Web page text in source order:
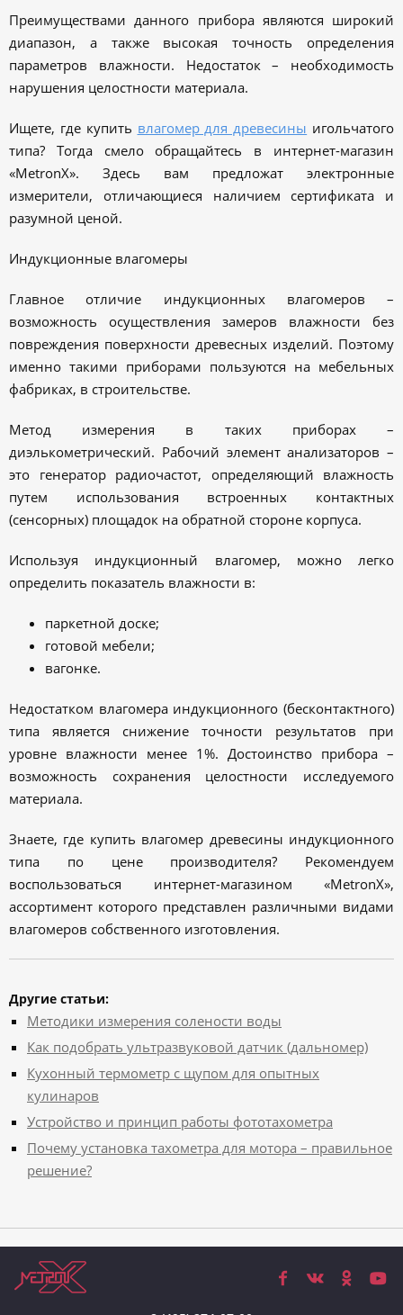
Преимуществами данного прибора являются широкий
диапазон, а также высокая точность определения
параметров влажности. Недостаток – необходимость
нарушения целостности материала.
Ищете, где купить влагомер для древесины игольчатого
типа? Тогда смело обращайтесь в интернет-магазин
«MetronX». Здесь вам предложат электронные
измерители, отличающиеся наличием сертификата и
разумной ценой.
Индукционные влагомеры
Главное отличие индукционных влагомеров –
возможность осуществления замеров влажности без
повреждения поверхности древесных изделий. Поэтому
именно такими приборами пользуются на мебельных
фабриках, в строительстве.
Метод измерения в таких приборах –
диэлькометрический. Рабочий элемент анализаторов –
это генератор радиочастот, определяющий влажность
путем использования встроенных контактных
(сенсорных) площадок на обратной стороне корпуса.
Используя индукционный влагомер, можно легко
определить показатель влажности в:
паркетной доске;
готовой мебели;
вагонке.
Недостатком влагомера индукционного (бесконтактного)
типа является снижение точности результатов при
уровне влажности менее 1%. Достоинство прибора –
возможность сохранения целостности исследуемого
материала.
Знаете, где купить влагомер древесины индукционного
типа по цене производителя? Рекомендуем
воспользоваться интернет-магазином «MetronX»,
ассортимент которого представлен различными видами
влагомеров собственного изготовления.
Другие статьи:
Методики измерения солености воды
Как подобрать ультразвуковой датчик (дальномер)
Кухонный термометр с щупом для опытных
кулинаров
Устройство и принцип работы фототахометра
Почему установка тахометра для мотора – правильное
решение?